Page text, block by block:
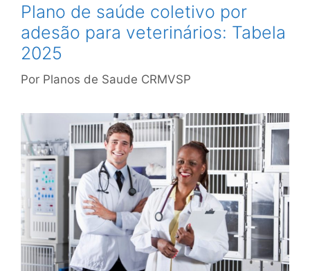
Plano de saúde coletivo por
adesão para veterinários: Tabela
2025
Por Planos de Saude CRMVSP